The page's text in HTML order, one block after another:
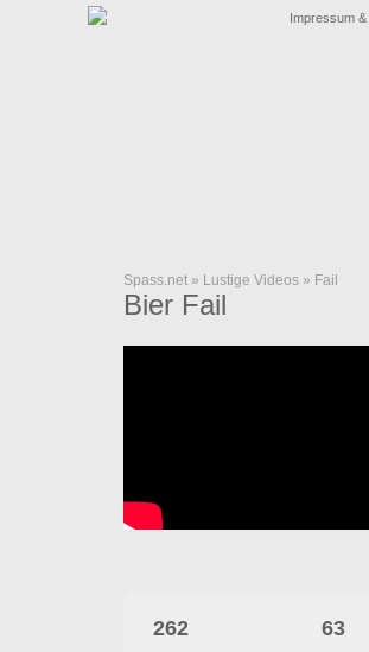
Impressum
Spass.net » Lustige Videos » Fail
Bier Fail
262 63